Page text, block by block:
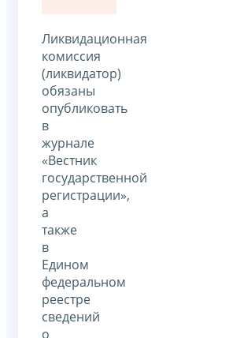
Ликвидационная
комиссия
(ликвидатор)
обязаны
опубликовать
в
журнале
«Вестник
государственной
регистрации»,
а
также
в
Едином
федеральном
реестре
сведений
о